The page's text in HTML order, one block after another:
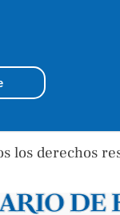
los derechos